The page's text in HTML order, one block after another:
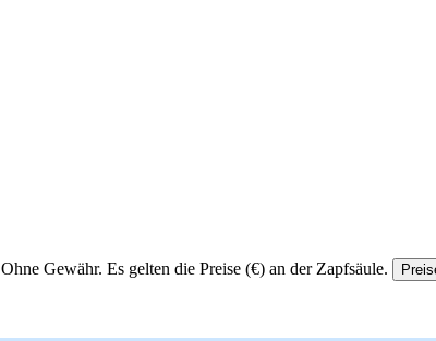
Ohne Gewähr. Es gelten die Preise (€) an der Zapfsäule.